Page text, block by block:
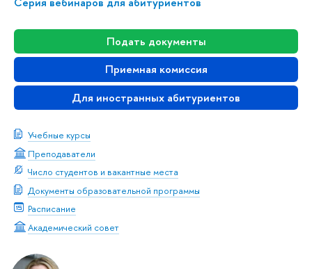
Подать документы
Приемная комиссия
Для иностранных абитуриентов
Учебные курсы
Преподаватели
Число студентов и вакантные места
Документы образовательной программы
Расписание
Академический совет